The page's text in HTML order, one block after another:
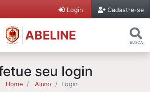
Login Cadastre-se
ABELINE BUSCA
seu login
Home Aluno Login